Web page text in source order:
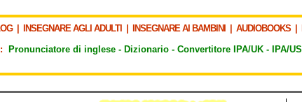
| INSEGNARE AGLI ADULTI INSEGNARE AI BAMBINI AUDIOBOOKS
Pronunciatore di inglese - Dizionario - Convertitore IPA/UK - IPA/US